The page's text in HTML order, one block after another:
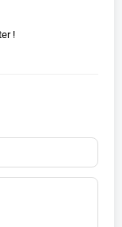
!